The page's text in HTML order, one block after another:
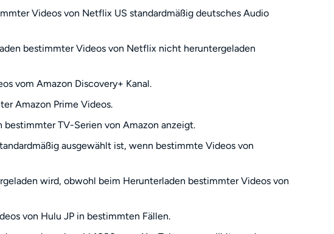
Videos von Netflix US standardmäßig deutsches Audio
bestimmter Videos von Netflix nicht heruntergeladen
vom Amazon Discovery+ Kanal.
Amazon Prime Videos.
bestimmter TV-Serien von Amazon anzeigt.
ausgewählt ist, wenn bestimmte Videos von
wird, obwohl beim Herunterladen bestimmter Videos von
von Hulu JP in bestimmten Fällen.